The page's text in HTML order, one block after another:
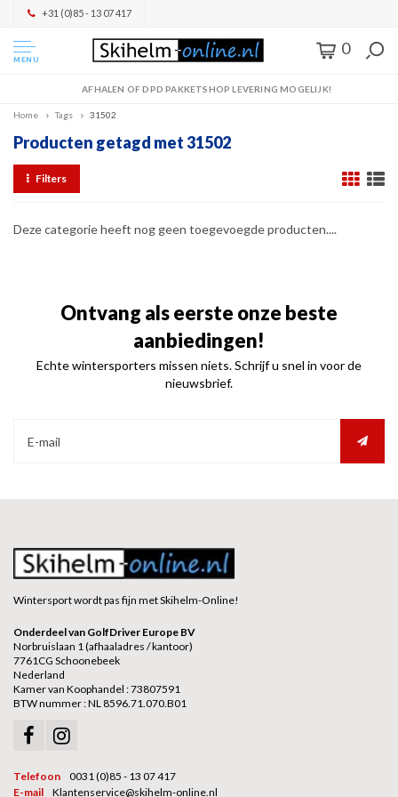
+31 (0)85 - 13 07 417
MENU
0
AFHALEN OF DPD PAKKETSHOP LEVERING MOGELIJK!
Home Tags 31502
Producten getagd met 31502
Filters
Deze categorie heeft nog geen toegevoegde producten....
Ontvang als eerste onze beste
aanbiedingen!
Echte wintersporters missen niets. Schrijf u snel in voor de
nieuwsbrief.
Wintersport wordt pas fijn met Skihelm-Online!
Onderdeel van GolfDriver Europe BV
Norbruislaan 1 (afhaaladres / kantoor)
7761CG Schoonebeek
Nederland
Kamer van Koophandel : 73807591
BTW nummer : NL 8596.71.070.B01
Telefoon
0031 (0)85 - 13 07 417
E-mail
Klantenservice@skihelm-online.nl